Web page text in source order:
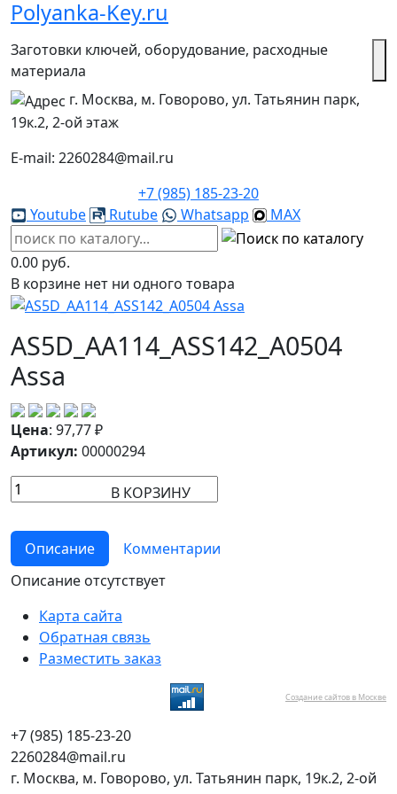
Polyanka-Key.ru
Заготовки ключей, оборудование, расходные
материала
г. Москва, м. Говорово, ул. Татьянин парк,
19к.2, 2-ой этаж
E-mail: 2260284@mail.ru
+7 (985) 185-23-20
Youtube
Rutube Whatsapp MAX
0.00 руб.
В корзине нет ни одного товара
AS5D_AA114_ASS142_A0504
Assa
Цена: 97,77₽
Артикул: 00000294
В КОРЗИНУ
Описание
Комментарии
Описание отсутствует
Карта сайта
Обратная связь
Разместить заказ
Создание сайтов в Москве
+7 (985) 185-23-20
2260284@mail.ru
г. Москва, м. Говорово, ул. Татьянин парк, 19к.2, 2-ой